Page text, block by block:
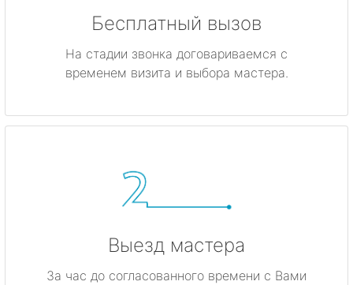
Бесплатный вызов
На стадии звонка договариваемся с
временем визита и выбора мастера.
Выезд мастера
За час до согласованного времени с Вами